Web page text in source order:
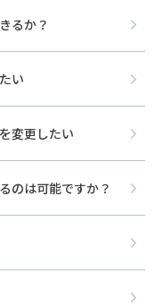
るか？
い
変更したい
のは可能ですか？